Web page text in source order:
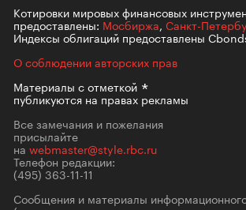
Котировки мировых финансовых
предоставлены: Мосбиржа, Санкт-
Индексы облигаций предоставлены
О соблюдении авторских прав
Материалы сотметкой
публикуются на правах рекламы
Все замечания и пожелания
присылайте
на webmaster@style.rbc.ru
Телефон редакции:
(495) 363-11-11
Сообщения и материалы